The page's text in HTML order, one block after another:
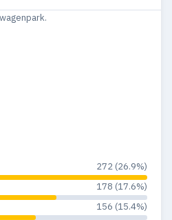
14
272 (26.9%)
178 (17.6%)
156 (15.4%)